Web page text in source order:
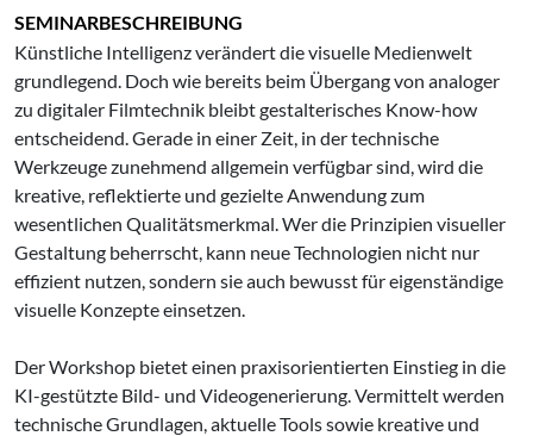
SEMINARBESCHREIBUNG
Künstliche Intelligenz verändert die visuelle Medienwelt
grundlegend. Doch wie bereits beim Übergang von analoger
zu digitaler Filmtechnik bleibt gestalterisches Know-how
entscheidend. Gerade in einer Zeit, in der technische
Werkzeuge zunehmend allgemein verfügbar sind, wird die
kreative, reflektierte und gezielte Anwendung zum
wesentlichen Qualitätsmerkmal. Wer die Prinzipien visueller
Gestaltung beherrscht, kann neue Technologien nicht nur
effizient nutzen, sondern sie auch bewusst für eigenständige
visuelle Konzepte einsetzen.
Der Workshop bietet einen praxisorientierten Einstieg in die
KI-gestützte Bild- und Videogenerierung. Vermittelt werden
technische Grundlagen, aktuelle Tools sowie kreative und